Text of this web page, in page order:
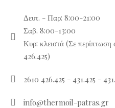
Δευτ. - Παρ: 8:00-21:00
Σαβ. 8:00-13:00
Κυρ: κλειστά (Σε
426.425)
2610 426.425 - 431.425 -
info@thermoil-patras.gr